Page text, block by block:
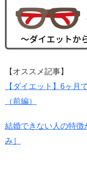
【オススメ記事】
【ダイエット】6ヶ月
（前編）
結婚できない人の特徴
み］